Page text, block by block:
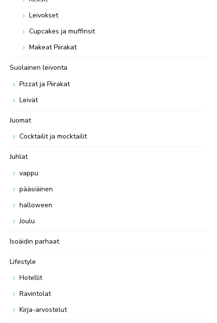
Leivokset
Cupcakes ja muffinsit
Makeat Piirakat
Suolainen leivonta
Pizzat ja Piirakat
Leivät
Juomat
Cocktailit ja mocktailit
Juhlat
vappu
pääsiäinen
halloween
Joulu
Isoäidin parhaat
Lifestyle
Hotellit
Ravintolat
Kirja-arvostelut